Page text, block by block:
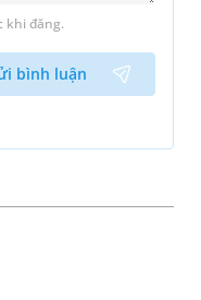
khi đăng.
bình luận